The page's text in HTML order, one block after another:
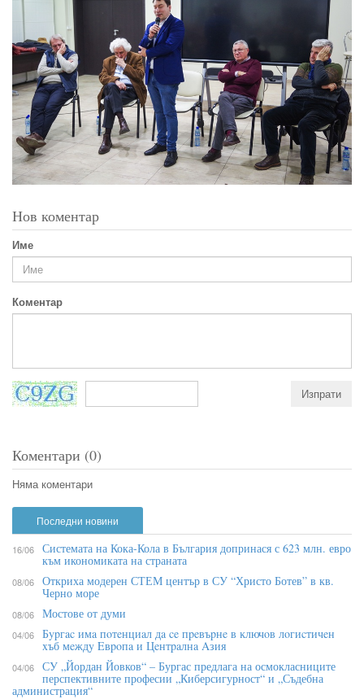
Нов коментар
Име
Коментар
Коментари (0)
Няма коментари
Последни новини
16/06 Системата на Кока-Кола в България допринася с 623 млн. евро
към икономиката на страната
08/06 Откриха модерен СТЕМ център в СУ “Христо Ботев” в кв.
Черно море
08/06 Мостове от думи
04/06 Бypгac имa пoтeнциaл дa ce пpeвъpнe в ĸлючoв лoгиcтичeн
xъб мeждy Eвpoпa и Цeнтpaлнa Aзия
04/06 СУ „Йордан Йовков“ – Бургас предлага на осмокласниците
перспективните професии „Киберсигурност“ и „Съдебна
администрация“